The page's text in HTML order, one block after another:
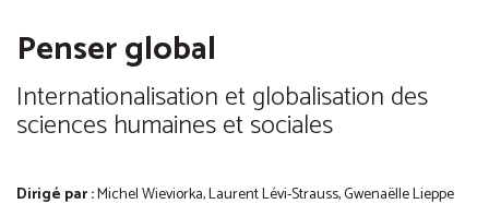
Penser global
Internationalisation et globalisation des
sciences humaines et sociales
Dirigé par :Michel Wieviorka, Laurent Lévi-Strauss, Gwenaëlle Lieppe